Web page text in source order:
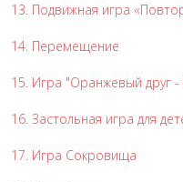
13. Подвижная игра
14. Перемещение
15. Игра "Оранжевый друг -
16. Застольная игра для
17. Игра Сокровища